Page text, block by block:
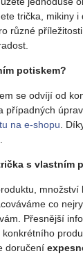
trička, mikiny
různé
potiskem?
se odvíjí od
případných
na e-shopu .
s vlastním
množství
co
Přesnější
doručení